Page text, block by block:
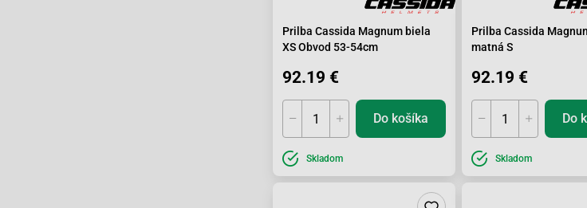
Prilba Cassida Magnum biela
XS Obvod 53-54cm
92.19 €
Do košíka
Skladom
Prilba Cassida
matná S
92.19 €
Do
Skladom